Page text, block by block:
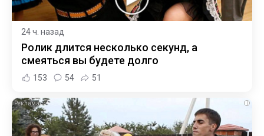
24 ч. назад
Ролик длится несколько секунд, а
смеяться вы будете долго
153 54 51
i